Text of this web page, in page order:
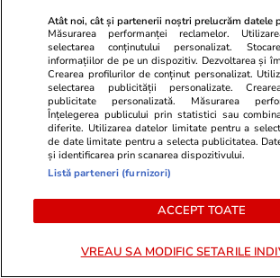
PARTENERI
Atât noi, cât și partenerii noștri prelucrăm datele
Măsurarea performanței reclamelor.
selectarea conținutului personalizat.
informațiilor de pe un dispozitiv. Dezvoltarea și
Crearea profilurilor de conținut personalizat.
selectarea publicității personalizate.
publicitate personalizată. Măsurarea
Înțelegerea publicului prin statistici sau
diferite. Utilizarea datelor limitate pentru a
de date limitate pentru a selecta publicitatea.
și identificarea prin scanarea dispozitivului.
Listă parteneri (furnizori)
ACCEPT TOATE
VREAU SA MODIFIC SETARILE